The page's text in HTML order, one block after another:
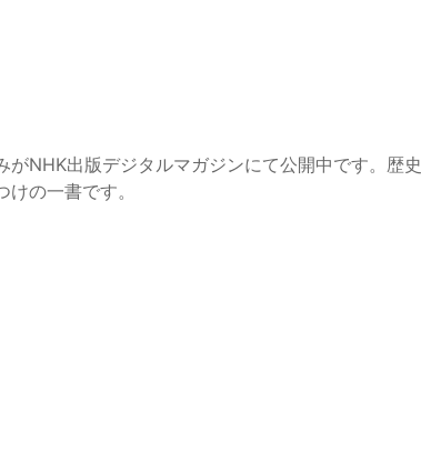
NHK出版デジタルマガジンにて公開中です。歴史
の一書です。